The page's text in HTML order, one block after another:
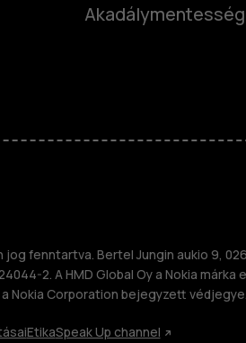
Akadálymentesség
jog fenntartva. Bertel Jungin aukio 9,
2. A HMD Global Oy a Nokia márka
Nokia Corporation bejegyzett védjegye.
EtikaSpeak Up channel